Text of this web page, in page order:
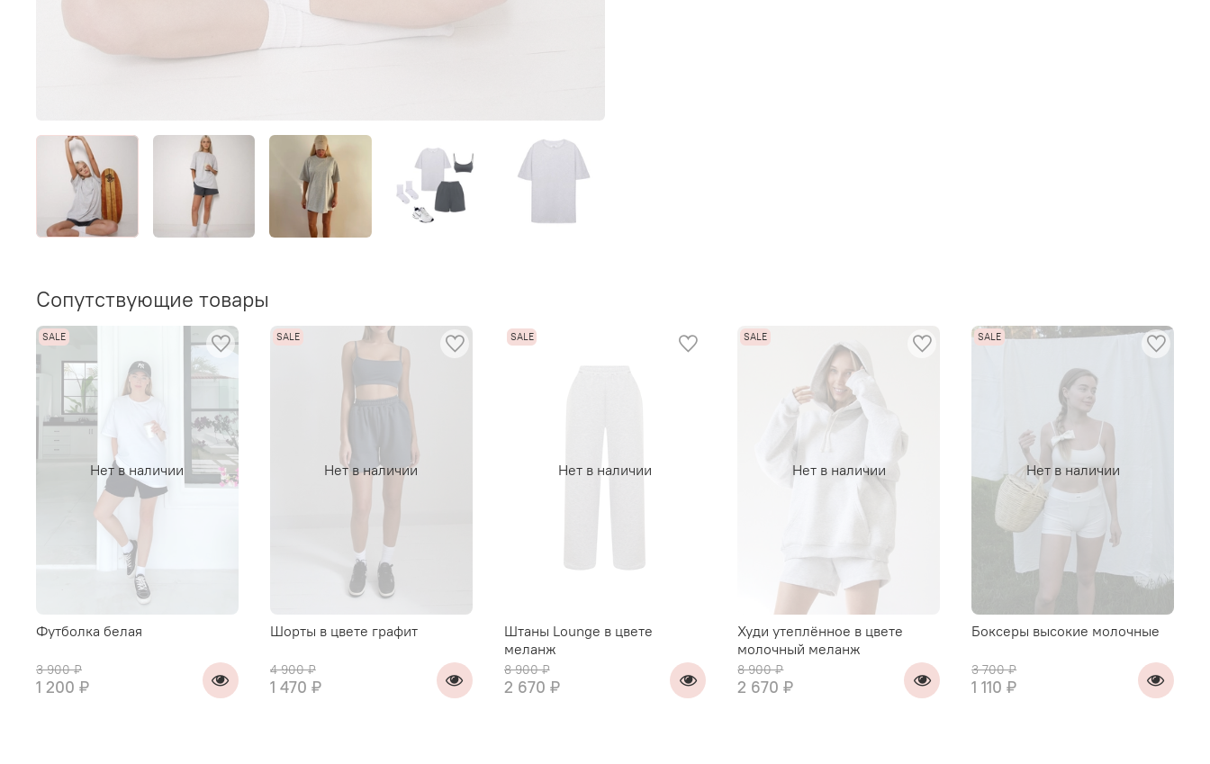
Сопутствующие товары
Нет в наличии
Футболка белая
3 900 ₽
1 200 ₽
Нет в наличии
Шорты в цвете графит
4 900 ₽
1 470 ₽
Нет в наличии
Штаны Lounge в цвете
меланж
8 900 ₽
2 670 ₽
Нет в наличии
Худи утеплённое в цвете
молочный меланж
8 900 ₽
2 670 ₽
Нет в наличии
Боксеры высокие молочные
3 700 ₽
1 110 ₽